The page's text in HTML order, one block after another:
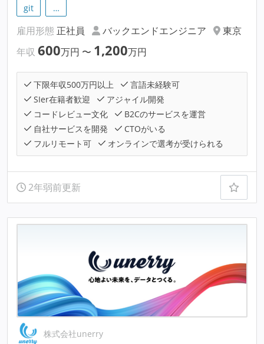
git
…
雇用形態 正社員 バックエンドエンジニア
東京
年収 600万円 〜 1,200万円
下限年収500万円以上
言語未経験可
SIer在籍者歓迎
アジャイル開発
コードレビュー文化
B2Cのサービスを運営
自社サービスを開発
CTOがいる
フルリモート可
オンラインで選考が受けられる
2年弱前更新
株式会社unerry